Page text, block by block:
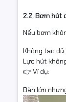
2.2. Bơm hút
Nếu bơm
Không tạo
Lực hút
👉 Ví dụ:
Bàn lớn